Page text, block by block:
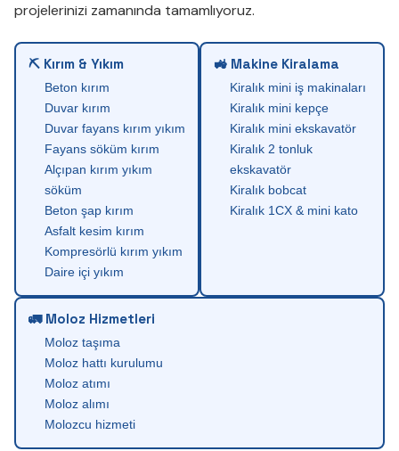
projelerinizi zamanında tamamlıyoruz.
⛏ Kırım & Yıkım
Beton kırım
Duvar kırım
Duvar fayans kırım yıkım
Fayans söküm kırım
Alçıpan kırım yıkım
söküm
Beton şap kırım
Asfalt kesim kırım
Kompresörlü kırım yıkım
Daire içi yıkım
🚜 Makine Kiralama
Kiralık mini iş makinaları
Kiralık mini kepçe
Kiralık mini ekskavatör
Kiralık 2 tonluk
ekskavatör
Kiralık bobcat
Kiralık 1CX & mini kato
🚛 Moloz Hizmetleri
Moloz taşıma
Moloz hattı kurulumu
Moloz atımı
Moloz alımı
Molozcu hizmeti